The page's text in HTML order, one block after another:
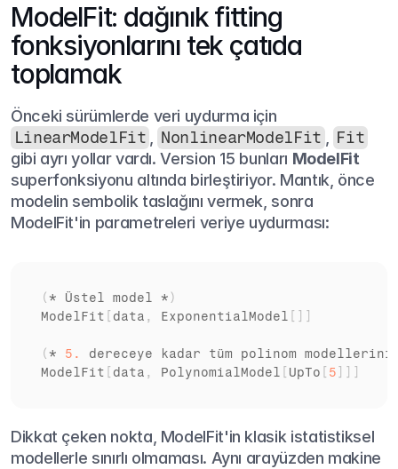
ModelFit: dağınık fitting
fonksiyonlarını tek çatıda
toplamak
LinearModelFit NonlinearModelFit Fit
gibi ayrı yollar vardı. Version 15 bunları ModelFit
superfonksiyonu altında birleştiriyor. Mantık, önce
modelin sembolik taslağını vermek, sonra
ModelFit'in parametreleri veriye uydurması:
(* Üstel model * )
ModelFit
data , ExponentialModel
(* 5. dereceye kadar tüm polinom
ModelFit
data , PolynomialModel UpTo 5
Dikkat çeken nokta, ModelFit'in klasik istatistiksel
modellerle sınırlı olmaması. Aynı arayüzden makine